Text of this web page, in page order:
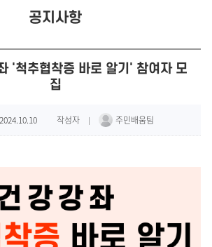
강안내 후원안내
공지사항
'척추협착증 바로 알기' 참여자 모
집
2024.10.10 작성자 | 주민배움팀